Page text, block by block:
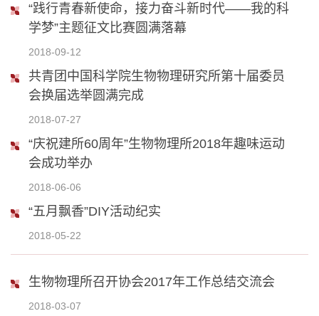
“践行青春新使命，接力奋斗新时代——我的科
学梦”主题征文比赛圆满落幕
2018-09-12
共青团中国科学院生物物理研究所第十届委员
会换届选举圆满完成
2018-07-27
“庆祝建所60周年”生物物理所2018年趣味运动
会成功举办
2018-06-06
“五月飘香”DIY活动纪实
2018-05-22
生物物理所召开协会2017年工作总结交流会
2018-03-07